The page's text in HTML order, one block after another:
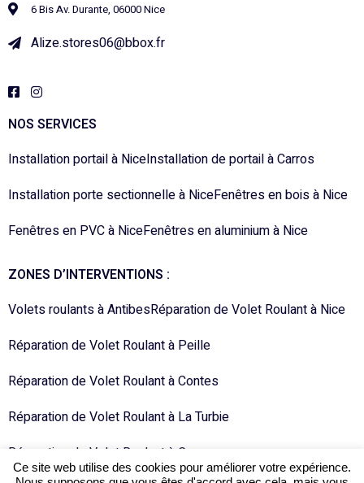
6 Bis Av. Durante, 06000 Nice
Alize.stores06@bbox.fr
NOS SERVICES
Installation portail à NiceInstallation de portail à Carros
Installation porte sectionnelle à NiceFenêtres en bois à Nice
Fenêtres en PVC à NiceFenêtres en aluminium à Nice
ZONES D’INTERVENTIONS :
Volets roulants à AntibesRéparation de Volet Roulant à Nice
Réparation de Volet Roulant à Peille
Réparation de Volet Roulant à Contes
Réparation de Volet Roulant à La Turbie
Réparation de Volet Roulant à Carros
Ce site web utilise des cookies pour améliorer votre expérience.